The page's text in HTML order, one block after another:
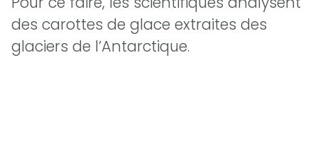
des carottes de glace extraites des
glaciers de l’Antarctique.